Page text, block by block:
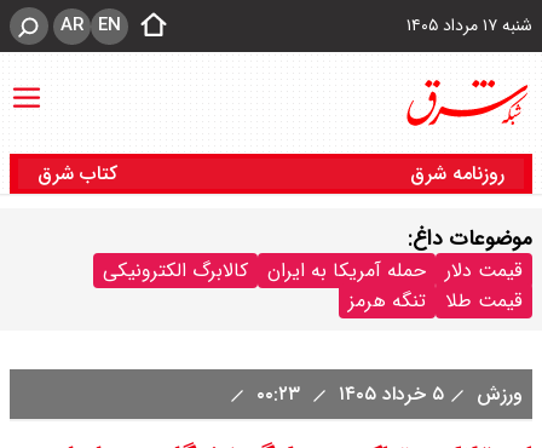
شنبه ۱۷ مرداد ۱۴۰۵ EN
AR
روزنامه شرق کتاب شرق
موضوعات داغ:
قیمت دلار حمله آمریکا به ایران
کالابرگ الکترونیکی
قیمت طلا
تنگه هرمز
ورزش ۵ خرداد ۱۴۰۵